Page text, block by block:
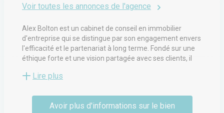
Voir toutes les annonces de l'agence
Alex Bolton est un cabinet de conseil en immobilier
d'entreprise qui se distingue par son engagement envers
l'efficacité et le partenariat à long terme. Fondé sur une
éthique forte et une vision partagée avec ses clients, il
institutionnels dans l’optimisation de leurs actifs
marché et une approche sur mesure, ses équipes
identifient les meilleures opportunités en bureaux,
Lire plus
Avoir plus d'informations sur le bien